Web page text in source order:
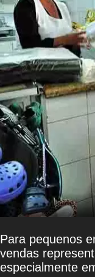
Para pequenos
vendas
especialmente